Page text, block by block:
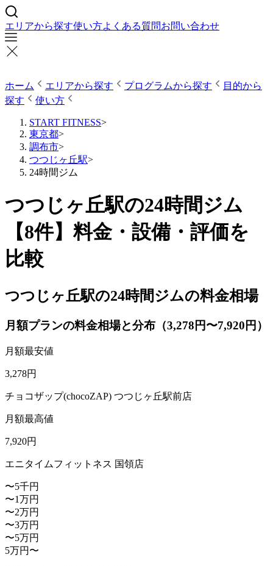
エリアから探す使い方よくある質問お問い合わせ
ホーム エリアから探す プログラムから探す
目的から
探す
使い方
START FITNESS>
東京都>
調布市>
つつじヶ丘駅>
24時間ジム
つつじヶ丘駅の24時間ジム
【8件】料金・設備・評価を
比較
つつじヶ丘駅の24時間ジムの料金相場
月額プランの料金相場と分布（3,278円〜7,920円）
月額最安値
3,278円
チョコザップ(chocoZAP) つつじヶ丘駅前店
月額最高値
7,920円
エニタイムフィットネス 国領店
〜5千円
〜1万円
〜2万円
〜3万円
〜5万円
5万円〜